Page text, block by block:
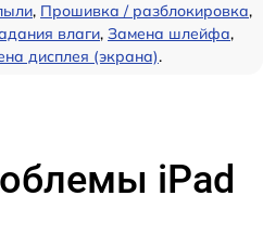
, Прошивка / разблокировка,
влаги, Замена шлейфа,
дисплея (экрана).
iPad